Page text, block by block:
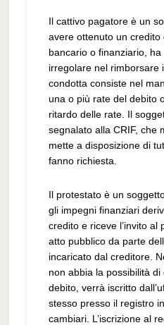
Il cattivo pagatore è un
avere ottenuto un
bancario o finanziario,
irregolare nel rimborsare
condotta consiste nel
una o più rate del debito
ritardo delle rate. Il
segnalato alla CRIF, che
mette a disposizione di
fanno richiesta.
Il protestato è un
gli impegni finanziari
credito e riceve l’invito al
atto pubblico da parte
incaricato dal creditore.
non abbia la possibilità
debito, verrà iscritto
stesso presso il registro
cambiari. L’iscrizione al